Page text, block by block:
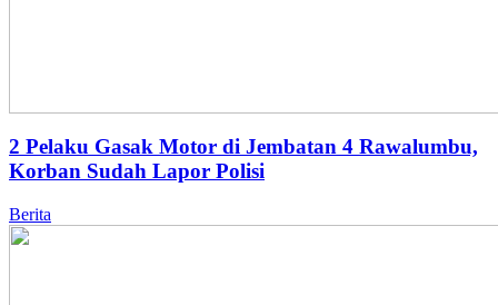
2 Pelaku Gasak Motor di Jembatan 4 Rawalumbu,
Korban Sudah Lapor Polisi
Berita